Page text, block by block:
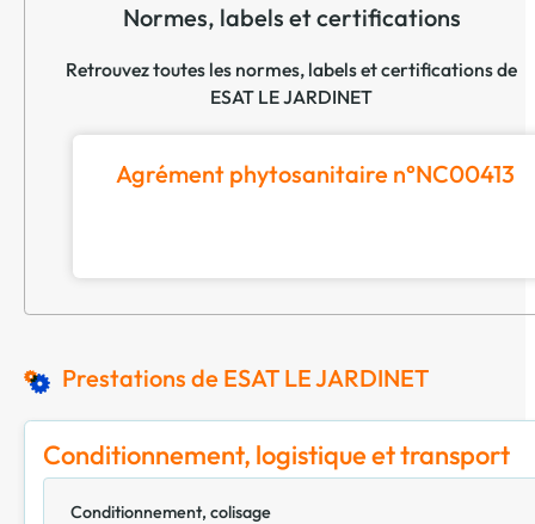
Normes, labels et certifications
Retrouvez toutes les normes, labels et certifications de
ESAT LE JARDINET
Agrément phytosanitaire n°NC00413
Prestations de ESAT LE JARDINET
Conditionnement, logistique et transport
Conditionnement, colisage